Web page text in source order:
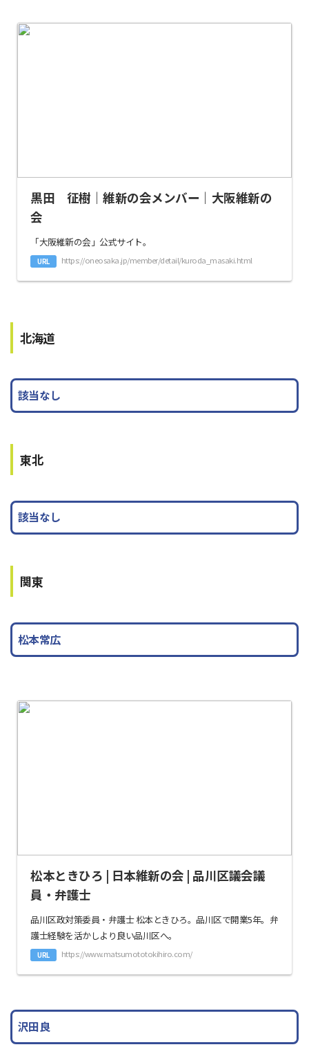
黒田 征樹｜維新の会メンバー｜大阪維新の
会
「大阪維新の会」公式サイト。
URL https://oneosaka.jp/member/detail/kuroda_masaki.html
北海道
該当なし
東北
該当なし
関東
松本常広
松本ときひろ | 日本維新の会 | 品川区議会議
員・弁護士
品川区政対策委員・弁護士 松本ときひろ。品川区で開業5年。弁
護士経験を活かしより良い品川区へ。
URL https://www.matsumototokihiro.com/
沢田良